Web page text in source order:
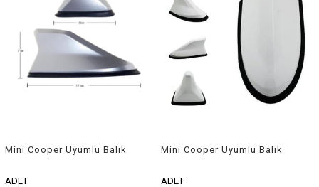
Mini Cooper Uyumlu Balık
ADET
Mini Cooper Uyumlu Balık
ADET